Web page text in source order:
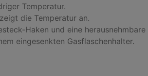
Temperatur.
die Temperatur an.
Haken und eine
eingesenkten Gasflaschenhalter.